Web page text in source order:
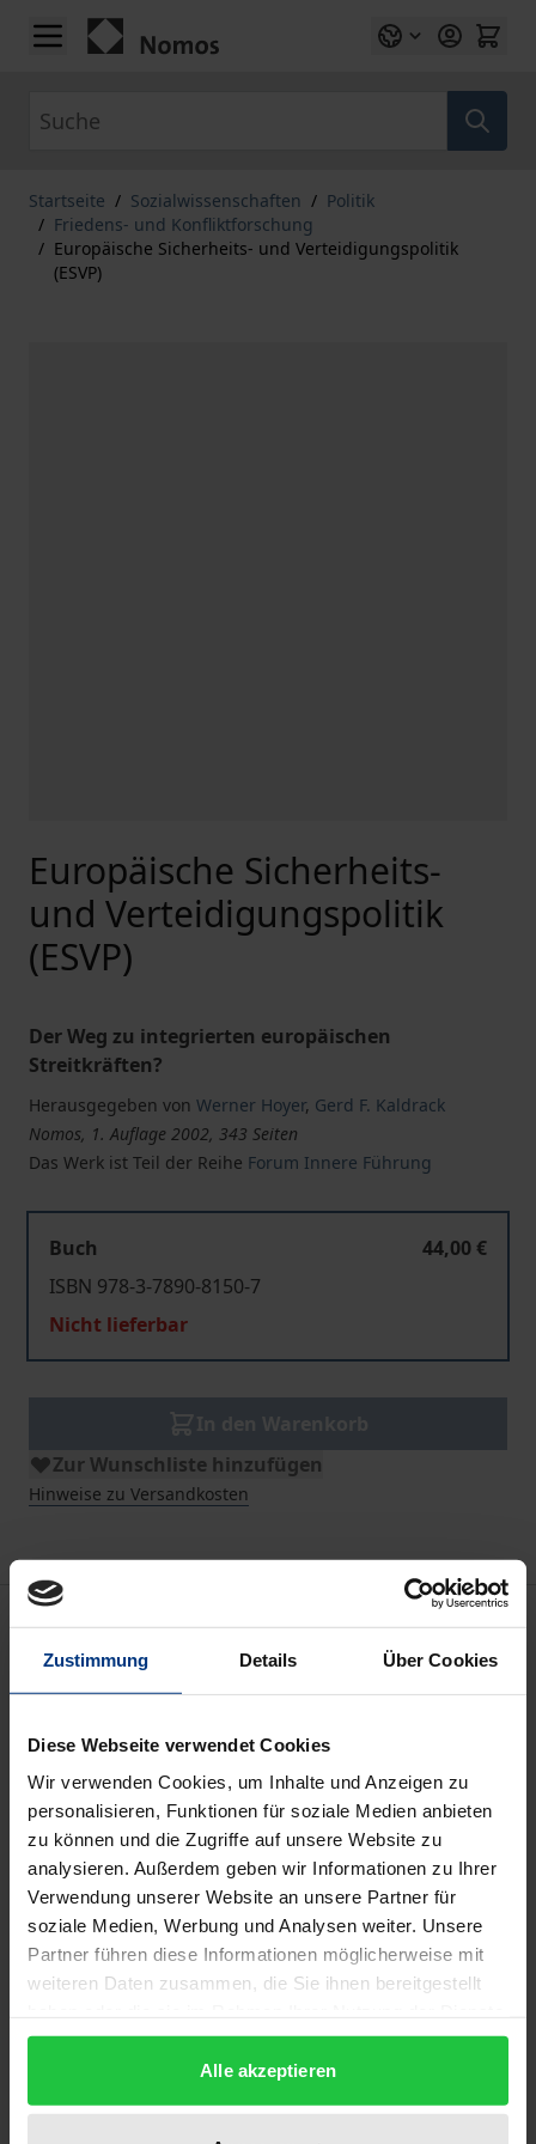
Zustimmung Details Über Cookies
Diese Webseite verwendet Cookies
Wir verwenden Cookies, um Inhalte und Anzeigen zu
personalisieren, Funktionen für soziale Medien anbieten
zu können und die Zugriffe auf unsere Website zu
analysieren. Außerdem geben wir Informationen zu Ihrer
Verwendung unserer Website an unsere Partner für
soziale Medien, Werbung und Analysen weiter. Unsere
Partner führen diese Informationen möglicherweise mit
weiteren Daten zusammen, die Sie ihnen bereitgestellt
gesammelt haben.
Alle akzeptieren
Zum Inhalt springen
Startseite / Sozialwissenschaften / Politik
/ Friedens- und Konfliktforschung
/ Europäische Sicherheits- und Verteidigungspolitik
(ESVP)
Europäische Sicherheits-
und Verteidigungspolitik
(ESVP)
Der Weg zu integrierten europäischen
Streitkräften?
Herausgegeben von Werner Hoyer, Gerd F. Kaldrack
Nomos, 1. Auflage 2002, 343 Seiten
Das Werk ist Teil der Reihe Forum Innere Führung
Buch
44,00 €
ISBN 978-3-7890-8150-7
Nicht lieferbar
Zur Wunschliste hinzufügen
Hinweise zu Versandkosten
Beschreibung
Seit dem 11. September 2001 steht die Welt neuen,
gegenüber, so dass Sicherheit umfassender und
globaler gedacht und entwickelt werden muss. Es
bedarf angemessener ziviler und militärischer
Sicherheitsinstrumente – von
nachrichtendienstlicher Aufklärung über
Konfliktverhütung und Krisenmanagement bis hin
zu militärischen Einsätzen. Die EU als
wirtschaftlicher Riese muss sich diesen neuen